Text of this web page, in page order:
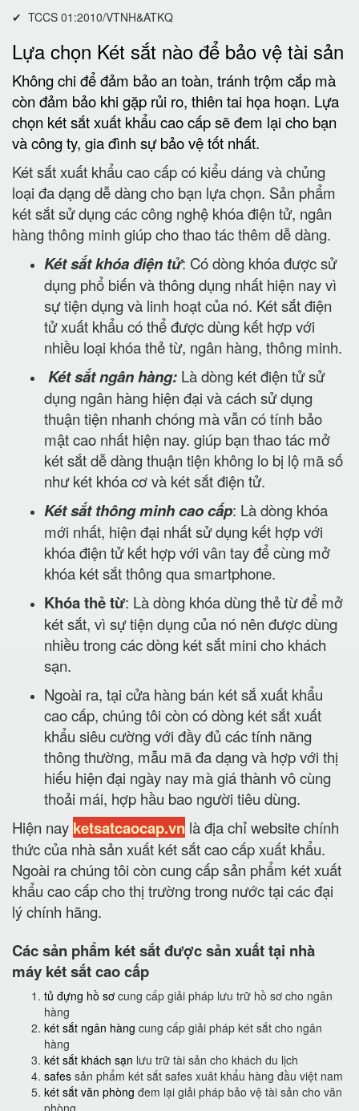
✔ TCCS 01:2010/VTNH&ATKQ
Lựa chọn Két sắt nào để bảo vệ tài sản
Không chi để đảm bảo an toàn, tránh trộm cắp mà
còn đảm bảo khi gặp rủi ro, thiên tai họa hoạn. Lựa
chọn két sắt xuất khẩu cao cấp sẽ đem lại cho bạn
và công ty, gia đình sự bảo vệ tốt nhất.
Két sắt xuất khẩu cao cấp có kiểu dáng và chủng
loại đa dạng dễ dàng cho bạn lựa chọn. Sản phẩm
két sắt sử dụng các công nghệ khóa điện tử, ngân
hàng thông minh giúp cho thao tác thêm dễ dàng.
Két sắt khóa điện tử: Có dòng khóa được sử
dụng phổ biến và thông dụng nhất hiện nay vì
sự tiện dụng và linh hoạt của nó. Két sắt điện
tử xuất khẩu có thể được dùng kết hợp với
nhiều loại khóa thẻ từ, ngân hàng, thông minh.
Két sắt ngân hàng: Là dòng két điện tử sử
dụng ngân hàng hiện đại và cách sử dụng
thuận tiện nhanh chóng mà vẫn có tính bảo
mật cao nhất hiện nay. giúp bạn thao tác mở
két sắt dễ dàng thuận tiện không lo bị lộ mã số
như két khóa cơ và két sắt điện tử.
Két sắt thông minh cao cấp: Là dòng khóa
mới nhất, hiện đại nhất sử dụng kết hợp với
khóa điện tử kết hợp với vân tay để cùng mở
khóa két sắt thông qua smartphone.
Khóa thẻ từ: Là dòng khóa dùng thẻ từ để mở
két sắt, vì sự tiện dụng của nó nên được dùng
nhiều trong các dòng két sắt mini cho khách
sạn.
Ngoài ra, tại cửa hàng bán két sắ xuất khẩu
cao cấp, chúng tôi còn có dòng két sắt xuất
khẩu siêu cường với đầy đủ các tính năng
thông thường, mẫu mã đa dạng và hợp với thị
hiếu hiện đại ngày nay mà giá thành vô cùng
thoải mái, hợp hầu bao người tiêu dùng.
Hiện nay ketsatcaocap.vn là địa chỉ website chính
thức của nhà sản xuất két sắt cao cấp xuất khẩu.
Ngoài ra chúng tôi còn cung cấp sản phẩm két xuất
khẩu cao cấp cho thị trường trong nước tại các đại
lý chính hãng.
Các sản phẩm két sắt được sản xuất tại nhà
máy két sắt cao cấp
tủ đựng hồ sơ cung cấp giải pháp lưu trữ hồ sơ cho ngân
hàng
két sắt ngân hàng cung cấp giải pháp két sắt cho ngân
hàng
két sắt khách sạn lưu trữ tài sản cho khách du lịch
safes sản phẩm két sắt safes xuât khẩu hàng đầu việt nam
két sắt văn phòng đem lại giải pháp bảo vệ tài sản cho văn
phòng